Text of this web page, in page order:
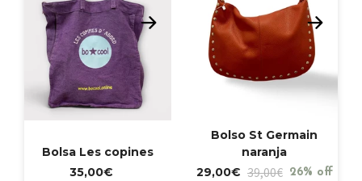
Bolsa Les copines
35,00€
Bolso St Germain
naranja
29,00€ 39,00€ 26% off